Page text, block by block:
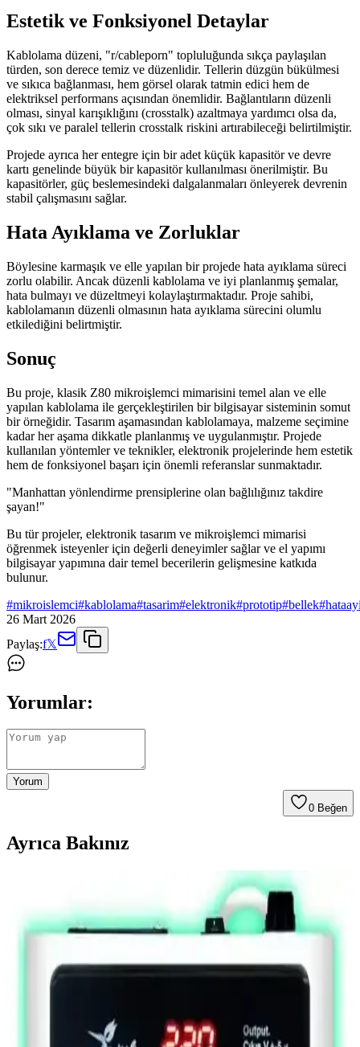
Estetik ve Fonksiyonel Detaylar
Kablolama düzeni, "r/cableporn" topluluğunda sıkça paylaşılan
türden, son derece temiz ve düzenlidir. Tellerin düzgün bükülmesi
ve sıkıca bağlanması, hem görsel olarak tatmin edici hem de
elektriksel performans açısından önemlidir. Bağlantıların düzenli
olması, sinyal karışıklığını (crosstalk) azaltmaya yardımcı olsa da,
çok sıkı ve paralel tellerin crosstalk riskini artırabileceği belirtilmiştir.
Projede ayrıca her entegre için bir adet küçük kapasitör ve devre
kartı genelinde büyük bir kapasitör kullanılması önerilmiştir. Bu
kapasitörler, güç beslemesindeki dalgalanmaları önleyerek devrenin
stabil çalışmasını sağlar.
Hata Ayıklama ve Zorluklar
Böylesine karmaşık ve elle yapılan bir projede hata ayıklama süreci
zorlu olabilir. Ancak düzenli kablolama ve iyi planlanmış şemalar,
hata bulmayı ve düzeltmeyi kolaylaştırmaktadır. Proje sahibi,
kablolamanın düzenli olmasının hata ayıklama sürecini olumlu
etkilediğini belirtmiştir.
Sonuç
Bu proje, klasik Z80 mikroişlemci mimarisini temel alan ve elle
yapılan kablolama ile gerçekleştirilen bir bilgisayar sisteminin somut
bir örneğidir. Tasarım aşamasından kablolamaya, malzeme seçimine
kadar her aşama dikkatle planlanmış ve uygulanmıştır. Projede
kullanılan yöntemler ve teknikler, elektronik projelerinde hem estetik
hem de fonksiyonel başarı için önemli referanslar sunmaktadır.
"Manhattan yönlendirme prensiplerine olan bağlılığınız takdire
şayan!"
Bu tür projeler, elektronik tasarım ve mikroişlemci mimarisi
öğrenmek isteyenler için değerli deneyimler sağlar ve el yapımı
bilgisayar yapımına dair temel becerilerin gelişmesine katkıda
bulunur.
#mikroislemci#kablolama#tasarim#elektronik#prototip#bellek#
26 Mart 2026
Paylaş:f𝕏
Yorumlar:
Yorum
0 Beğen
Ayrıca Bakınız
Z80 Mikroişlemci Projesi: Tasarım, Kablolama ve
Bellek Genişletme Detayları
Z80 mikroişlemci tabanlı proje, 8KB SRAM ile başlayıp 32KB
prensipleriyle tasarlandı. Düzenli kablolama hata ayıklamayı
kolaylaştırıyor.
8 Bit Tam Toplayıcı (Full Adder) Nedir ve Nasıl
Çalışır? Temel Dijital Devre Tasarımı